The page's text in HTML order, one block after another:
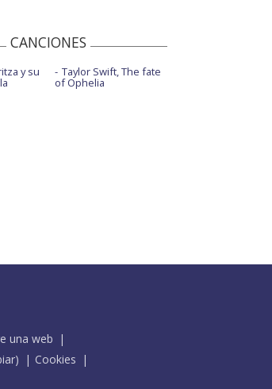
CANCIONES
y su Taylor Swift, The fate
of Ophelia
una web
)
Cookies